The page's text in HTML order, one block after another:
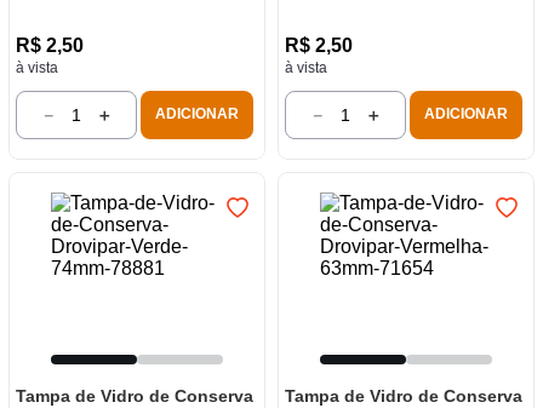
R$ 2,50
à vista
＋
－ ADICIONAR
R$ 2,50
à vista
＋
－ ADICIONAR
Tampa de Vidro de Conserva
Tampa de Vidro de Conserva